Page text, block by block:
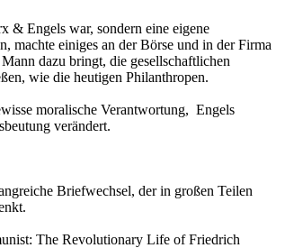
& Engels war, sondern eine eigene
machte einiges an der Börse und in der Firma
dazu bringt, die gesellschaftlichen
wie die heutigen Philanthropen.
moralische Verantwortung, Engels
verändert.
Briefwechsel, der in großen Teilen
The Revolutionary Life of Friedrich